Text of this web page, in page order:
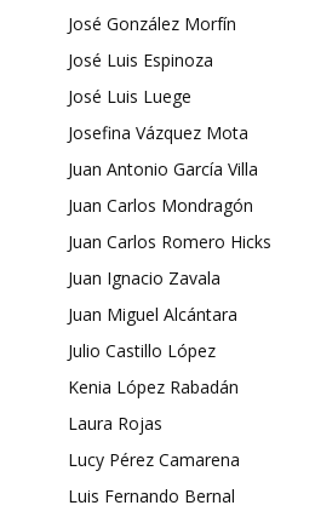
José González Morfín
José Luis Espinoza
José Luis Luege
Josefina Vázquez Mota
Juan Antonio García Villa
Juan Carlos Mondragón
Juan Carlos Romero Hicks
Juan Ignacio Zavala
Juan Miguel Alcántara
Julio Castillo López
Kenia López Rabadán
Laura Rojas
Lucy Pérez Camarena
Luis Fernando Bernal